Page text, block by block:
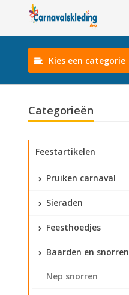
Kies een categorie
Categorieën
Feestartikelen
Pruiken carnaval
Sieraden
Feesthoedjes
Baarden en snorren
Nep snorren